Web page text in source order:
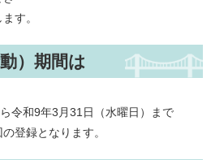
す。
）期間は
令和9年3月31日（水曜日）まで
登録となります。